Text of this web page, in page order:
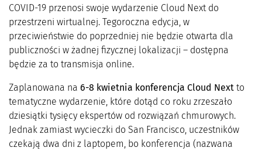
COVID-19 przenosi swoje wydarzenie Cloud Next do
przestrzeni wirtualnej. Tegoroczna edycja, w
przeciwieństwie do poprzedniej nie będzie otwarta dla
publiczności w żadnej fizycznej lokalizacji – dostępna
będzie za to transmisja online.
Zaplanowana na 6-8 kwietnia konferencja Cloud Next to
tematyczne wydarzenie, które dotąd co roku zrzeszało
dziesiątki tysięcy ekspertów od rozwiązań chmurowych.
Jednak zamiast wycieczki do San Francisco, uczestników
czekają dwa dni z laptopem, bo konferencja (nazwana